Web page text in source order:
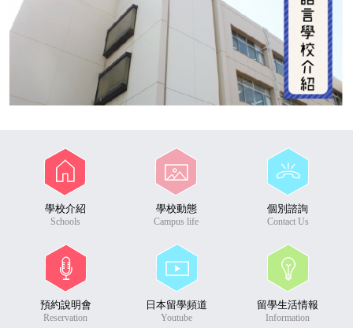
學校介紹
Schools
學校動態
Campus life
個別諮詢
Contact Us
預約說明會
Reservation
日本留學頻道
Youtube
留學生活情報
Information